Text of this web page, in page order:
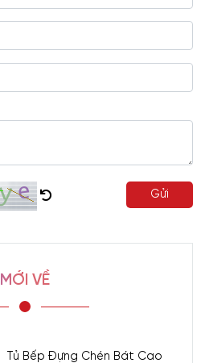
Gửi
MỚI VỀ
Tủ Bếp Đựng Chén Bát Cao